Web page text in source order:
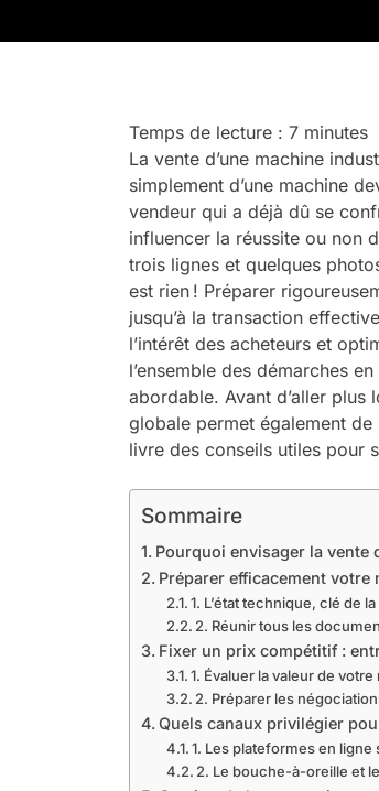
Temps de lecture : 7 minutes
La vente d’une machine
simplement d’une machine
vendeur qui a déjà dû se
influencer la réussite ou non
trois lignes et quelques
est rien ! Préparer
jusqu’à la transaction
l’intérêt des acheteurs et
l’ensemble des démarches
abordable. Avant d’aller plus
globale permet également
livre des conseils utiles pour
Sommaire
Pourquoi envisager la vente
Préparer efficacement votre
1. L’état technique, clé de
2. Réunir tous les
Fixer un prix compétitif :
1. Évaluer la valeur de
2. Préparer les
Quels canaux privilégier
1. Les plateformes en ligne
2. Le bouche-à-oreille et